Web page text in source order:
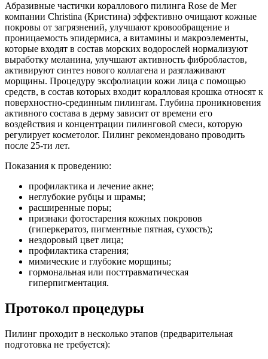
Абразивные частички кораллового пилинга Rose de Mer
компании Christinа (Кристина) эффективно очищают кожные
покровы от загрязнений, улучшают кровообращение и
проницаемость эпидермиса, а витамины и макроэлементы,
которые входят в состав морских водорослей нормализуют
выработку меланина, улучшают активность фибробластов,
активируют синтез нового коллагена и разглаживают
морщины. Процедуру эксфолиации кожи лица с помощью
средств, в состав которых входит коралловая крошка относят к
поверхностно-срединным пилингам. Глубина проникновения
активного состава в дерму зависит от времени его
воздействия и концентрации пилинговой смеси, которую
регулирует косметолог. Пилинг рекомендовано проводить
после 25-ти лет.
Показания к проведению:
профилактика и лечение акне;
неглубокие рубцы и шрамы;
расширенные поры;
признаки фотостарения кожных покровов
(гиперкератоз, пигментные пятная, сухость);
нездоровый цвет лица;
профилактика старения;
мимические и глубокие морщины;
гормональная или посттравматическая
гиперпигментация.
Протокол процедуры
Пилинг проходит в несколько этапов (предварительная
подготовка не требуется):